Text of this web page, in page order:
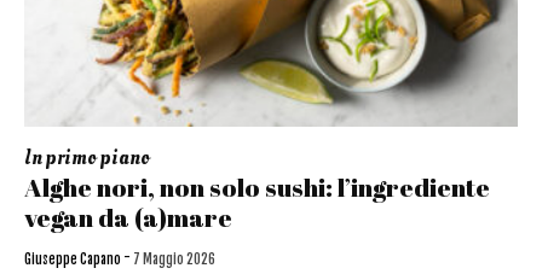
In primo piano
Alghe nori, non solo sushi: l’ingrediente
vegan da (a)mare
Giuseppe Capano - 7 Maggio 2026